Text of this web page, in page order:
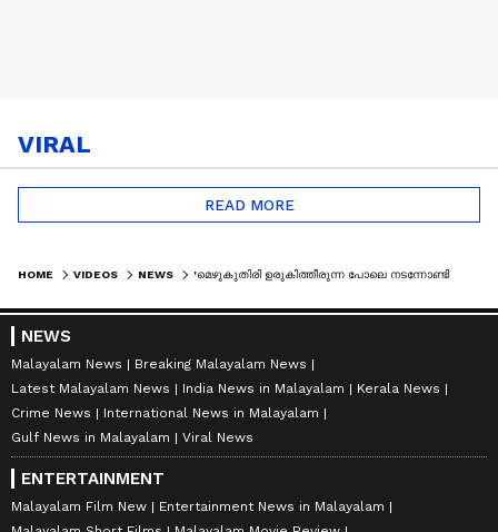
VIRAL
READ MORE
HOME VIDEOS NEWS
NEWS
Malayalam News
Breaking Malayalam News
Latest Malayalam News
India News in Malayalam
Kerala News
Crime News
International News in Malayalam
Gulf News in Malayalam
Viral News
ENTERTAINMENT
Malayalam Film New
Entertainment News in Malayalam